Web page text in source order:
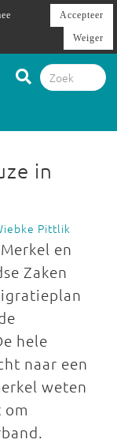
in
Pittlik
en
Zaken
hele
naar een
weten
Accepteer
Weiger